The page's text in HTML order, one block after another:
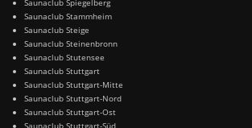
Saunaclub Stammheim
Saunaclub Steige
Saunaclub Steinenbronn
Saunaclub Stutensee
Saunaclub Stuttgart
Saunaclub Stuttgart-Mitte
Saunaclub Stuttgart-Nord
Saunaclub Stuttgart-Ost
Saunaclub Stuttgart-Süd